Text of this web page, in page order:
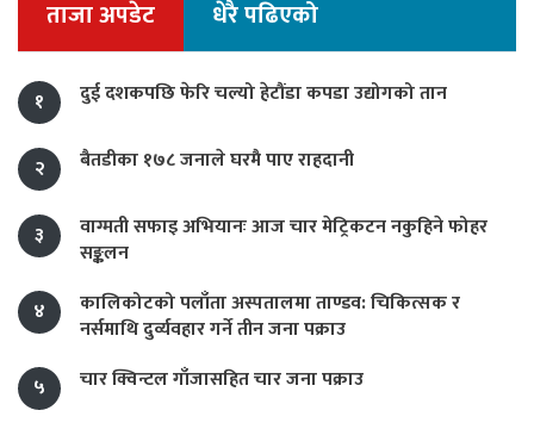
ताजा अपडेट धेरै पढिएको
१ दुई दशकपछि फेरि चल्यो हेटौंडा कपडा उद्योगको तान
२ बैतडीका १७८ जनाले घरमै पाए राहदानी
३
वाग्मती सफाइ अभियानः आज चार मेट्रिकटन नकुहिने फोहर
सङ्कलन
४
कालिकोटको पलाँता अस्पतालमा ताण्डव: चिकित्सक र
नर्समाथि दुर्व्यवहार गर्ने तीन जना पक्राउ
५
चार क्विन्टल गाँजासहित चार जना पक्राउ